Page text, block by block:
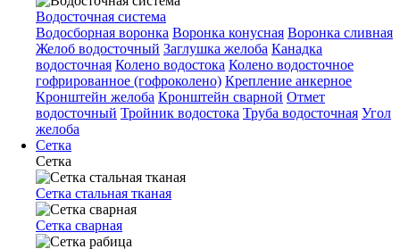
Водосточная система
Водосборная воронка Воронка конусная Воронка сливная
Желоб водосточный Заглушка желоба Канадка
водосточная Колено водостока Колено водосточное
гофрированное (гофроколено) Крепление анкерное
Кронштейн желоба Кронштейн сварной Отмет
водосточный Тройник водостока Труба водосточная Угол
желоба
Сетка
Сетка
Сетка стальная тканая
Сетка сварная